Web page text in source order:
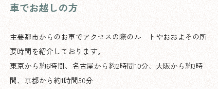
車でお越しの方
主要都市からのお車でアクセスの際のルートやおおよその所
要時間を紹介しております。
東京から約6時間、名古屋から約2時間10分、大阪から約3時
間、京都から約1時間50分